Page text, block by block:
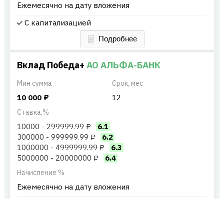
Ежемесячно на дату вложения
С капитализацией
Вклад Победа+ АО АЛЬФА-БАНК
Мин сумма
10 000 ₽
Ставка,%
10000 - 299999.99 ₽
6.1
300000 - 999999.99 ₽
6.2
1000000 - 4999999.99 ₽
6.3
5000000 - 20000000 ₽
6.4
Срок, мес
12
Начисление %
Ежемесячно на дату вложения